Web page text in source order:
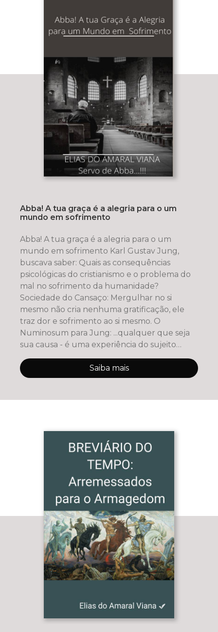
Abba! A tua graça é a alegria para o um
mundo em sofrimento
Abba! A tua graça é a alegria para o um
mundo em sofrimento Karl Gustav Jung,
buscava saber: Quais as consequências
psicológicas do cristianismo e o problema do
mal no sofrimento da humanidade?
Sociedade do Cansaço: Mergulhar no si
mesmo não cria nenhuma gratificação, ele
traz dor e sofrimento ao si mesmo. O
Numinosum para Jung: ...qualquer que seja
sua causa - é uma experiência do sujeito
indepe
Saiba mais